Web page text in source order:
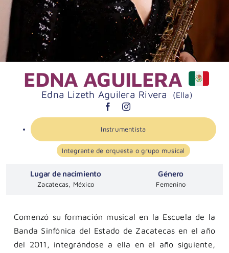
Comenzó su formación musical en la Escuela de la
Banda Sinfónica del Estado de Zacatecas en el año
del 2011, integrándose a ella en el año siguiente,
EDNA AGUILERA
Edna Lizeth Aguilera Rivera (Ella)
Instrumentista
Integrante de orquesta o grupo musical
Lugar de nacimiento
Zacatecas, México
Género
Femenino